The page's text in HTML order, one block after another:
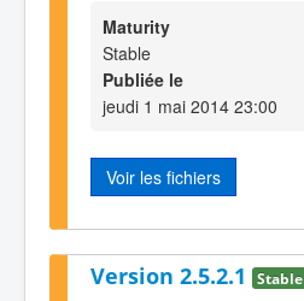
Maturity
Stable
Publiée le
jeudi 1 mai 2014 23:00
Voir les fichiers
Version 2.5.2.1 Stable